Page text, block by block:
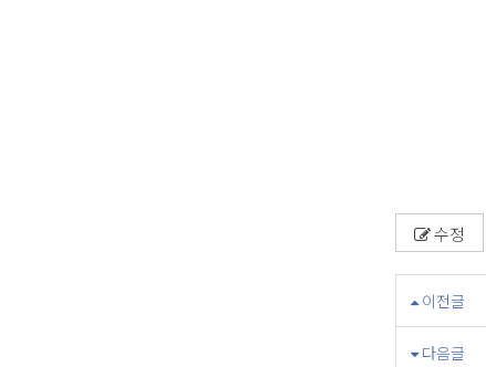
수정
이전글
다음글